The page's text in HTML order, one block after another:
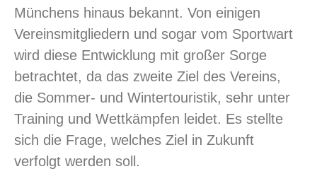
Münchens hinaus bekannt. Von einigen
Vereinsmitgliedern und sogar vom Sportwart
wird diese Entwicklung mit großer Sorge
betrachtet, da das zweite Ziel des Vereins,
die Sommer- und Wintertouristik, sehr unter
Training und Wettkämpfen leidet. Es stellte
sich die Frage, welches Ziel in Zukunft
verfolgt werden soll.